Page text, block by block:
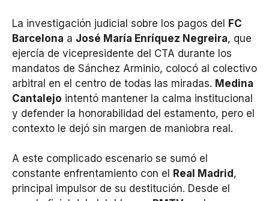
La investigación judicial sobre los pagos del FC
Barcelona a José María Enríquez Negreira, que
ejercía de vicepresidente del CTA durante los
mandatos de Sánchez Arminio, colocó al colectivo
arbitral en el centro de todas las miradas. Medina
Cantalejo intentó mantener la calma institucional
y defender la honorabilidad del estamento, pero el
contexto le dejó sin margen de maniobra real.
A este complicado escenario se sumó el
constante enfrentamiento con el
Real Madrid ,
principal impulsor de su destitución. Desde el